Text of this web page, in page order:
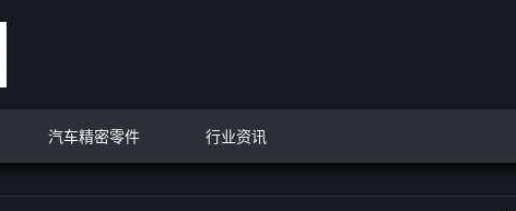
汽车精密零件 行业资讯